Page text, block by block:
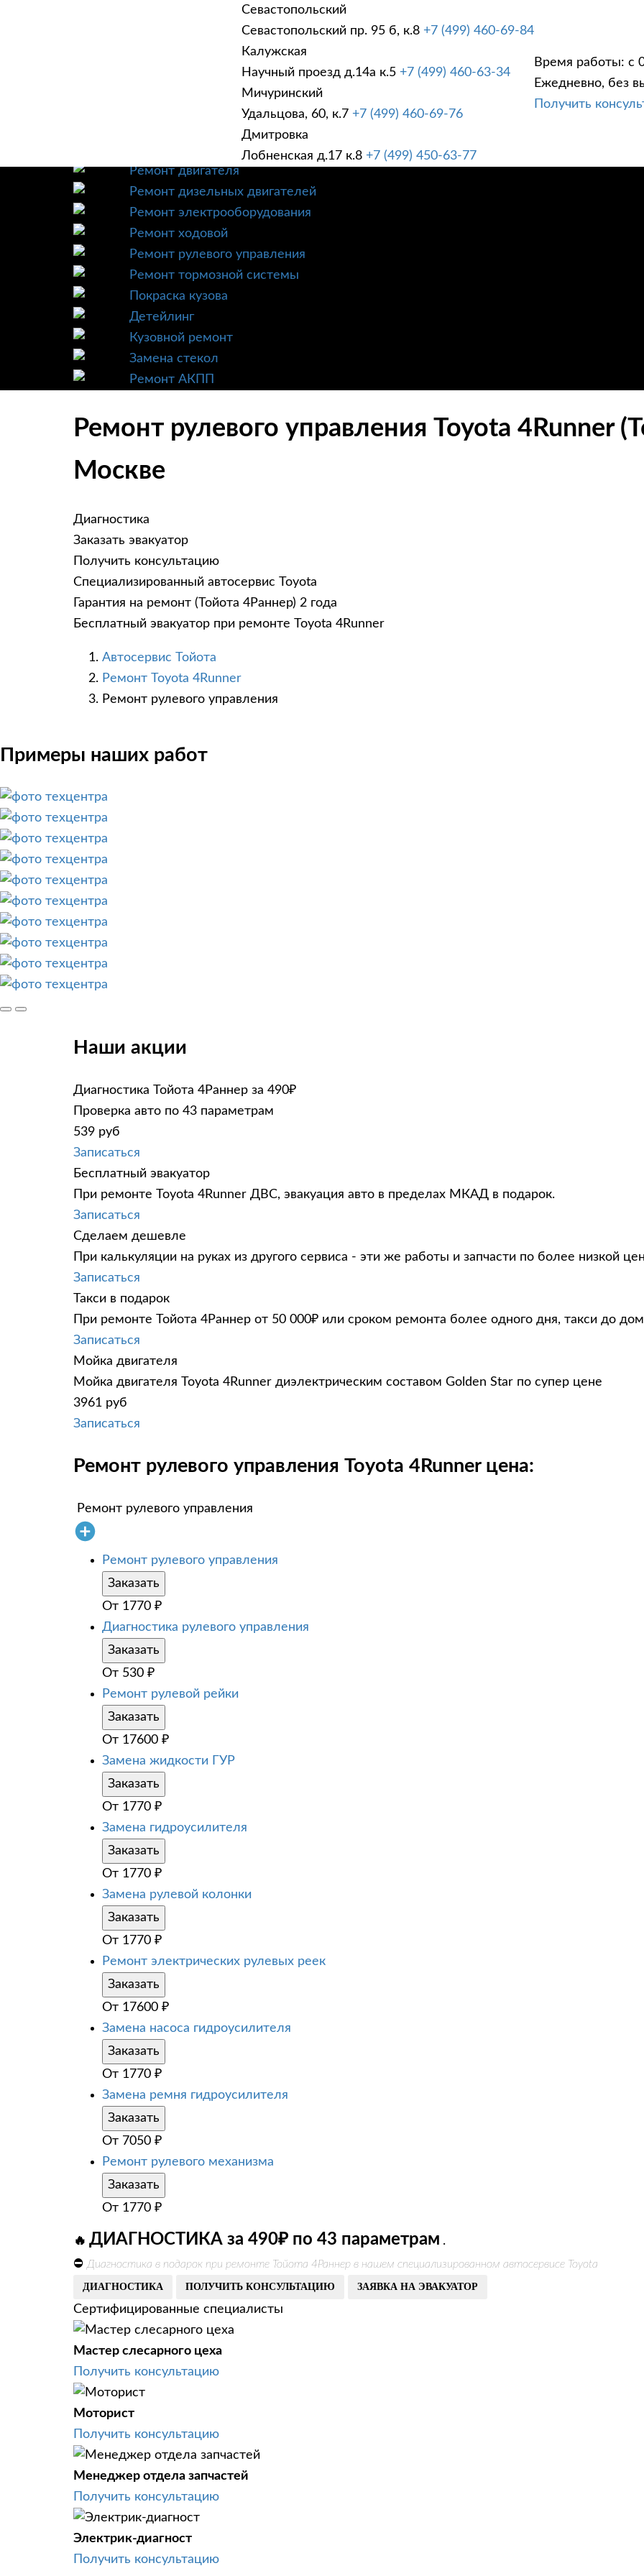
Севастопольский
Севастопольский пр. 95 б, к.8 +7 (499) 460-69-84
Калужская
Научный проезд д.14а к.5 +7 (499) 460-63-34
Мичуринский
Удальцова, 60, к.7 +7 (499) 460-69-76
Дмитровка
Лобненская д.17 к.8 +7 (499) 450-63-77
Время работы: с
Ежедневно, без
Получить
УСЛУГИ
Техническое обслуживание
Ремонт трансмиссии
Ремонт двигателя
Ремонт дизельных двигателей
Ремонт электрооборудования
Ремонт ходовой
Ремонт рулевого управления
Ремонт тормозной системы
Покраска кузова
Детейлинг
Кузовной ремонт
Замена стекол
Ремонт АКПП
Ремонт рулевого управления Toyota 4Runner
Москве
Диагностика
Заказать эвакуатор
Получить консультацию
Специализированный автосервис Toyota
Гарантия на ремонт (Тойота 4Раннер) 2 года
Бесплатный эвакуатор при ремонте Toyota 4Runner
Автосервис Тойота
Ремонт Toyota 4Runner
Ремонт рулевого управления
Примеры наших работ
Наши акции
Диагностика Тойота 4Раннер за 490₽
Проверка авто по 43 параметрам
539 руб
Записаться
Бесплатный эвакуатор
При ремонте Toyota 4Runner ДВС, эвакуация авто в пределах МКАД в подарок.
Записаться
Сделаем дешевле
При калькуляции на руках из другого сервиса - эти же работы и запчасти по более низкой
Записаться
Такси в подарок
При ремонте Тойота 4Раннер от 50 000₽ или сроком ремонта более одного дня, такси до
Записаться
Мойка двигателя
Мойка двигателя Toyota 4Runner диэлектрическим составом Golden Star по супер цене
3961 руб
Записаться
Ремонт рулевого управления Toyota 4Runner цена:
Ремонт рулевого управления
Ремонт рулевого управления
Заказать
От 1770 ₽
Диагностика рулевого управления
Заказать
От 530 ₽
Ремонт рулевой рейки
Заказать
От 17600 ₽
Замена жидкости ГУР
Заказать
От 1770 ₽
Замена гидроусилителя
Заказать
От 1770 ₽
Замена рулевой колонки
Заказать
От 1770 ₽
Ремонт электрических рулевых реек
Заказать
От 17600 ₽
Замена насоса гидроусилителя
Заказать
От 1770 ₽
Замена ремня гидроусилителя
Заказать
От 7050 ₽
Ремонт рулевого механизма
Заказать
От 1770 ₽
🔥 ДИАГНОСТИКА за 490₽ по 43 параметрам .
⛔ Диагностика в подарок при ремонте Тойота 4Раннер в нашем специализированном автосервисе Toyota
ДИАГНОСТИКА ПОЛУЧИТЬ КОНСУЛЬТАЦИЮ ЗАЯВКА НА ЭВАКУАТОР
Сертифицированные специалисты
Мастер слесарного цеха
Получить консультацию
Моторист
Получить консультацию
Менеджер отдела запчастей
Получить консультацию
Электрик-диагност
Получить консультацию